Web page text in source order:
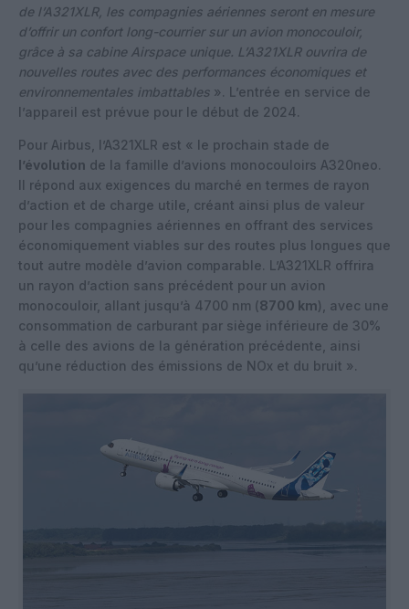
de l’A321XLR, les compagnies aériennes seront en mesure
d’offrir un confort long-courrier sur un avion monocouloir,
grâce à sa cabine Airspace unique. L’A321XLR ouvrira de
nouvelles routes avec des performances économiques et
environnementales imbattables ». L’entrée en service de
l’appareil est prévue pour le début de 2024.
Pour Airbus, l’A321XLR est « le prochain stade de
l’évolution de la famille d’avions monocouloirs A320neo.
Il répond aux exigences du marché en termes de rayon
d’action et de charge utile, créant ainsi plus de valeur
pour les compagnies aériennes en offrant des services
économiquement viables sur des routes plus longues que
tout autre modèle d’avion comparable. L’A321XLR offrira
un rayon d’action sans précédent pour un avion
monocouloir, allant jusqu’à 4700 nm (8700 km), avec une
consommation de carburant par siège inférieure de 30%
à celle des avions de la génération précédente, ainsi
qu’une réduction des émissions de NOx et du bruit ».